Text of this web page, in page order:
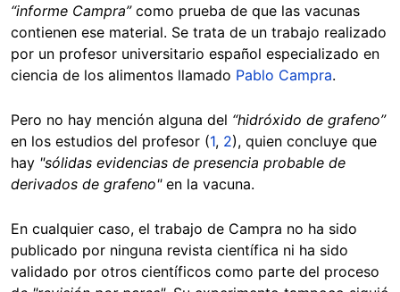
“informe Campra” como prueba de que las vacunas
contienen ese material. Se trata de un trabajo realizado
por un profesor universitario español especializado en
ciencia de los alimentos llamado Pablo Campra.
Pero no hay mención alguna del “hidróxido de grafeno”
en los estudios del profesor (1, 2), quien concluye que
hay "sólidas evidencias de presencia probable de
derivados de grafeno"en la vacuna.
En cualquier caso, el trabajo de Campra no ha sido
publicado por ninguna revista científica ni ha sido
validado por otros científicos como parte del proceso